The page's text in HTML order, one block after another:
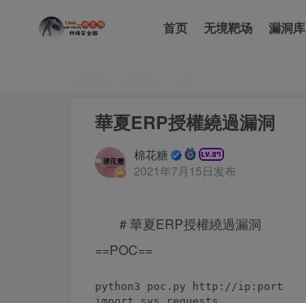
首页 无境靶场 漏洞库
華夏ERP授權繞過漏洞
棉花糖
2021年7月15日发布
# 華夏ERP授權繞過漏洞
==POC==